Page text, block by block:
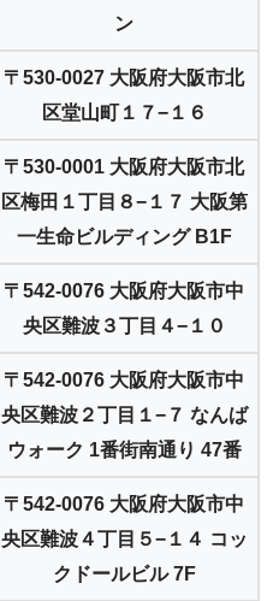
ン
〒530-0027 大阪府大阪市北
区堂山町１７−１６
〒530-0001 大阪府大阪市北
区梅田１丁目８−１７ 大阪第
一生命ビルディング B1F
〒542-0076 大阪府大阪市中
央区難波３丁目４−１０
〒542-0076 大阪府大阪市中
央区難波２丁目１−７ なんば
ウォーク 1番街南通り 47番
〒542-0076 大阪府大阪市中
央区難波４丁目５−１４ コッ
クドールビル 7F